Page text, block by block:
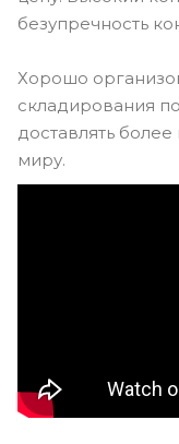
безупречность
Хорошо
складирования
доставлять
миру.